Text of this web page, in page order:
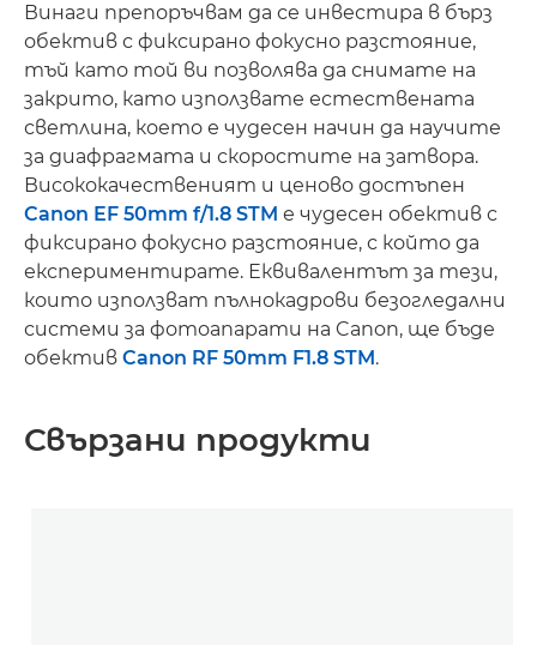
Винаги препоръчвам да се инвестира в бърз
обектив с фиксирано фокусно разстояние,
тъй като той ви позволява да снимате на
закрито, като използвате естествената
светлина, което е чудесен начин да научите
за диафрагмата и скоростите на затвора.
Висококачественият и ценово достъпен
Canon EF 50mm f/1.8 STM е чудесен обектив с
фиксирано фокусно разстояние, с който да
експериментирате. Еквивалентът за тези,
които използват пълнокадрови безогледални
системи за фотоапарати на Canon, ще бъде
обектив Canon RF 50mm F1.8 STM.
Свързани продукти